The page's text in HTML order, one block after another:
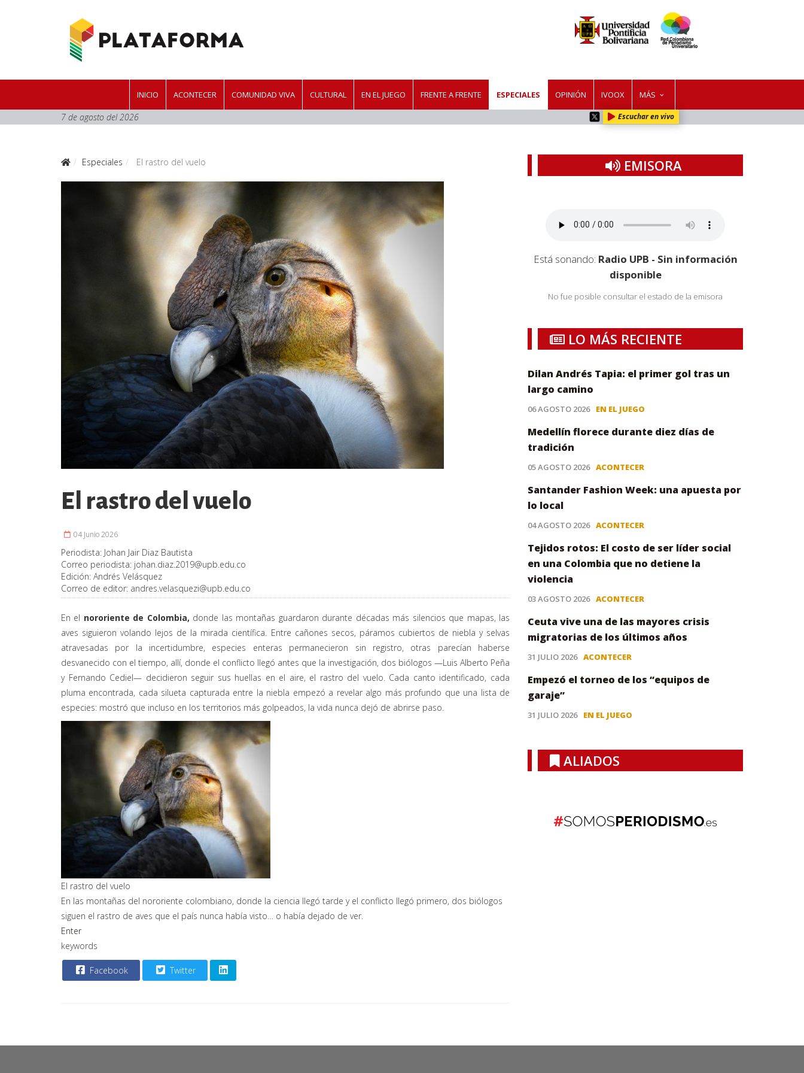
INICIO ACONTECER COMUNIDAD VIVA CULTURAL EN EL JUEGO FRENTE A FRENTE ESPECIALES OPINIÓN IVOOX MÁS
7 de agosto del 2026 Escuchar en vivo
Especiales El rastro del vuelo
El rastro del vuelo
04 Junio 2026
Periodista: Johan Jair Diaz Bautista
Correo periodista: johan.diaz.2019@upb.edu.co
Edición: Andrés Velásquez
Correo de editor: andres.velasquezi@upb.edu.co
En el nororiente de Colombia, donde las montañas guardaron durante décadas más silencios que mapas, las
aves siguieron volando lejos de la mirada científica. Entre cañones secos, páramos cubiertos de niebla y selvas
atravesadas por la incertidumbre, especies enteras permanecieron sin registro, otras parecían haberse
desvanecido con el tiempo, allí, donde el conflicto llegó antes que la investigación, dos biólogos —Luis Alberto Peña
y Fernando Cediel— decidieron seguir sus huellas en el aire, el rastro del vuelo. Cada canto identificado, cada
pluma encontrada, cada silueta capturada entre la niebla empezó a revelar algo más profundo que una lista de
especies: mostró que incluso en los territorios más golpeados, la vida nunca dejó de abrirse paso.
El rastro del vuelo
En las montañas del nororiente colombiano, donde la ciencia llegó tarde y el conflicto llegó primero, dos biólogos
siguen el rastro de aves que el país nunca había visto… o había dejado de ver.
Enter
keywords
Facebook Twitter
EMISORA
Está sonando: Radio UPB - Sin información
disponible
No fue posible consultar el estado de la emisora
LO MÁS RECIENTE
Dilan Andrés Tapia: el primer gol tras un
largo camino
06 AGOSTO 2026 EN EL JUEGO
Medellín florece durante diez días de
tradición
05 AGOSTO 2026 ACONTECER
Santander Fashion Week: una apuesta por
lo local
04 AGOSTO 2026 ACONTECER
Tejidos rotos: El costo de ser líder social
en una Colombia que no detiene la
violencia
03 AGOSTO 2026 ACONTECER
Ceuta vive una de las mayores crisis
migratorias de los últimos años
31 JULIO 2026 ACONTECER
Empezó el torneo de los “equipos de
garaje”
31 JULIO 2026 EN EL JUEGO
ALIADOS